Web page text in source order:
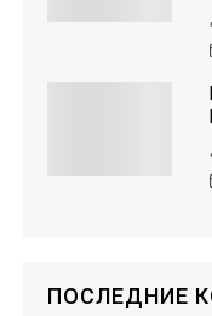
ПОСЛЕДНИЕ